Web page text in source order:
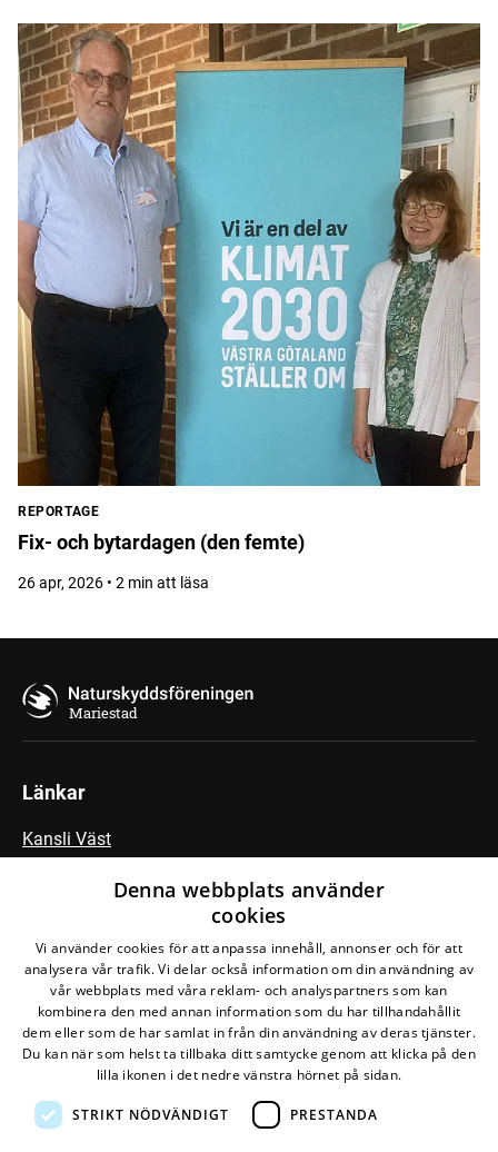
REPORTAGE
Fix- och bytardagen (den femte)
26 apr, 2026 • 2 min att läsa
Mariestad
Länkar
Kansli Väst
Fältbiologerna
Följ vår Facebook-grupp
Den här webbplatsen drivs avGlesys ABmed
Denna webbplats använder
cookies
Vi använder cookies för att anpassa innehåll, annonser och för att
analysera vår trafik. Vi delar också information om din användning av
vår webbplats med våra reklam- och analyspartners som kan
kombinera den med annan information som du har tillhandahållit
dem eller som de har samlat in från din användning av deras tjänster.
Du kan när som helst ta tillbaka ditt samtycke genom att klicka på den
lilla ikonen i det nedre vänstra hörnet på sidan.
STRIKT NÖDVÄNDIGT PRESTANDA